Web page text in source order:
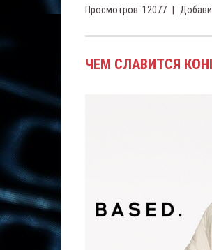
Просмотров: 12077
ЧЕМ СЛАВИТСЯ